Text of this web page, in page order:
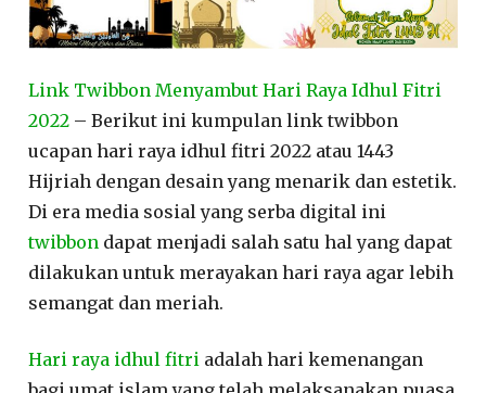
Link Twibbon Menyambut Hari Raya Idhul Fitri
2022 – Berikut ini kumpulan link twibbon
ucapan hari raya idhul fitri 2022 atau 1443
Hijriah dengan desain yang menarik dan estetik.
Di era media sosial yang serba digital ini
twibbon dapat menjadi salah satu hal yang dapat
dilakukan untuk merayakan hari raya agar lebih
semangat dan meriah.
Hari raya idhul fitri adalah hari kemenangan